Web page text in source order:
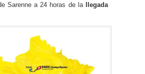
Sarenne a 24 horas de la
llegada